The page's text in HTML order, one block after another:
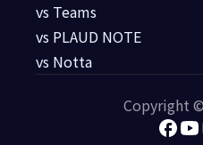
vs Teams
vs PLAUD NOTE
vs Notta
Copyright